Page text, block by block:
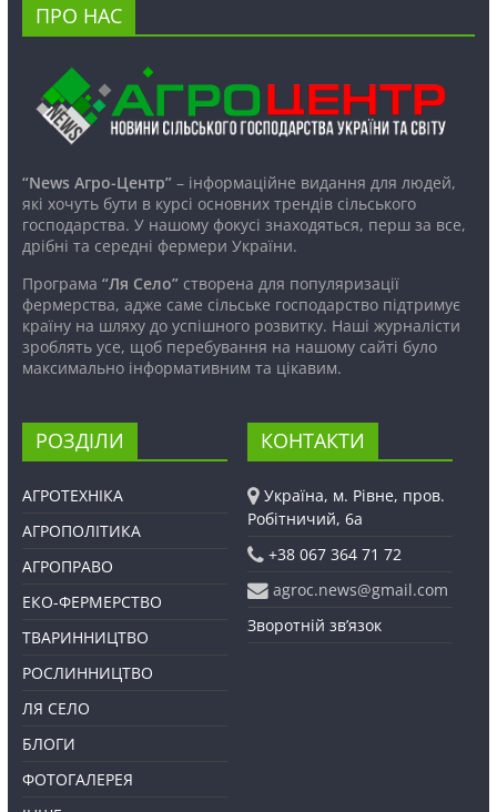
ПРО НАС
“News Агро-Центр”– інформаційне видання для людей,
які хочуть бути в курсі основних трендів сільського
господарства. У нашому фокусі знаходяться, перш за все,
дрібні та середні фермери України.
Програма “Ля Село”створена для популяризації
фермерства, адже саме сільське господарство підтримує
країну на шляху до успішного розвитку. Наші журналісти
зроблять усе, щоб перебування на нашому сайті було
максимально інформативним та цікавим.
РОЗДІЛИ
АГРОТЕХНІКА
АГРОПОЛІТИКА
АГРОПРАВО
ЕКО-ФЕРМЕРСТВО
ТВАРИННИЦТВО
РОСЛИННИЦТВО
ЛЯ СЕЛО
БЛОГИ
ФОТОГАЛЕРЕЯ
КОНТАКТИ
Україна, м. Рівне, пров.
Робітничий, 6а
+38 067 364 71 72
agroc.news@gmail.com
Зворотній зв’язок